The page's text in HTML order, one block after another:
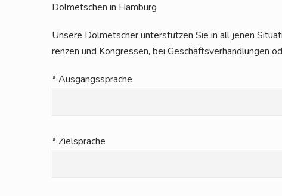
Dol­met­schen in Hamburg
Unse­re Dol­met­scher unter­stüt­zen Sie in all jenen
ren­zen und Kon­gres­sen, bei Geschäfts­ver­hand­lun­gen
* Aus­gangs­spra­che
* Ziel­spra­che